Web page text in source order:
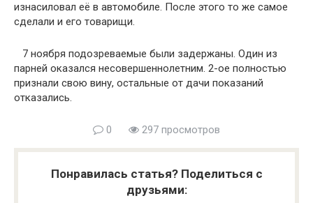
изнасиловал её в автомобиле. После этого то же самое
сделали и его товарищи.
7 ноября подозреваемые были задержаны. Один из
парней оказался несовершеннолетним. 2-ое полностью
признали свою вину, остальные от дачи показаний
отказались.
0 297 просмотров
Понравилась статья? Поделиться с
друзьями: